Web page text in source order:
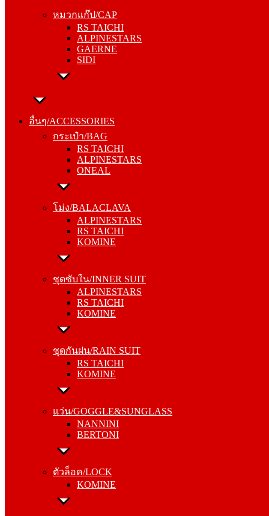
หมวกแก๊ป/CAP
RS TAICHI
ALPINESTARS
GAERNE
SIDI
อื่นๆ/ACCESSORIES
กระเป๋า/BAG
RS TAICHI
ALPINESTARS
ONEAL
โม่ง/BALACLAVA
ALPINESTARS
RS TAICHI
KOMINE
ชุดซับใน/INNER SUIT
ALPINESTARS
RS TAICHI
KOMINE
ชุดกันฝน/RAIN SUIT
RS TAICHI
KOMINE
แว่น/GOGGLE&SUNGLASS
NANNINI
BERTONI
ตัวล็อค/LOCK
KOMINE
ALPINESTARS
GAERNE
SIDI
อื่นๆ/ACCESSORIES
RS TAICHI
ALPINESTARS
ONEAL
โม่ง/BALACLAVA
RS TAICHI
KOMINE
ชุดซับใน/INNER SUIT
RS TAICHI
KOMINE
ชุดกันฝน/RAIN SUIT
KOMINE
แว่น/GOGGLE&SUNGLASS
BERTONI
ตัวล็อค/LOCK
การ์ดเสริม/GUARD OPTION